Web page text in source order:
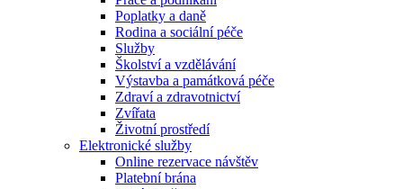
Poplatky a daně
Rodina a sociální péče
Služby
Školství a vzdělávání
Výstavba a památková péče
Zdraví a zdravotnictví
Zvířata
Životní prostředí
Elektronické služby
Online rezervace návštěv
Platební brána